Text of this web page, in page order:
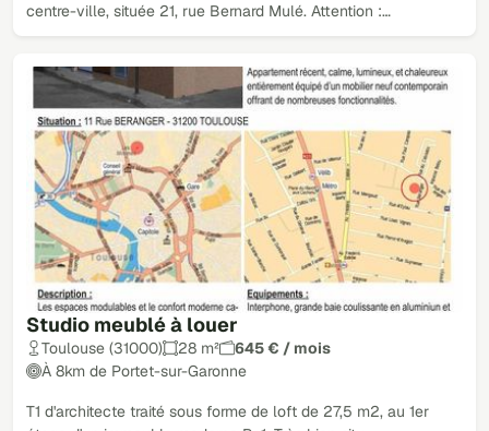
centre-ville, située 21, rue Bernard Mulé. Attention :…
Studio meublé à louer
Toulouse (31000) 28 m²
645 € / mois
À 8km de Portet-sur-Garonne
T1 d'architecte traité sous forme de loft de 27,5 m2, au 1er